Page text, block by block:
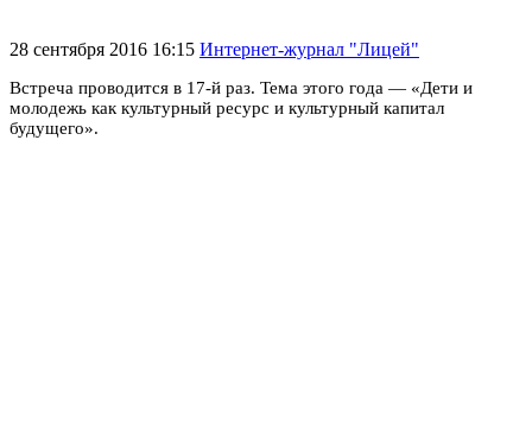
28 сентября 2016 16:15 Интернет-журнал "Лицей"
Встреча проводится в 17-й раз. Тема этого года — «Дети и
молодежь как культурный ресурс и культурный капитал
будущего».